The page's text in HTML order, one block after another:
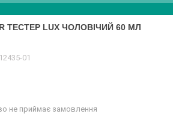
ТЕСТЕР LUX ЧОЛОВІЧИЙ 60 МЛ
12435-01
не приймає замовлення